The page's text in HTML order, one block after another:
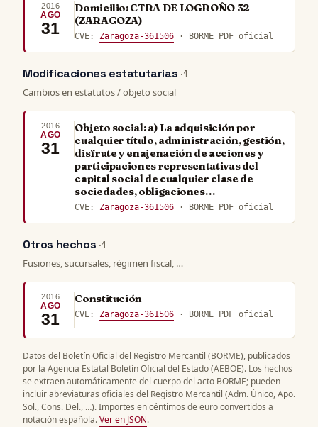
2016
AGO
31
Domicilio: CTRA DE LOGROÑO 32
(ZARAGOZA)
CVE: Zaragoza-361506 · BORME PDF oficial
Modificaciones estatutarias · 1
Cambios en estatutos / objeto social
2016
AGO
31
Objeto social: a) La adquisición por
cualquier título, administración, gestión,
disfrute y enajenación de acciones y
participaciones representativas del
capital social de cualquier clase de
sociedades, obligaciones…
CVE: Zaragoza-361506 · BORME PDF oficial
Otros hechos · 1
Fusiones, sucursales, régimen fiscal, …
2016
AGO
31
Constitución
CVE: Zaragoza-361506 · BORME PDF oficial
Datos del Boletín Oficial del Registro Mercantil (BORME), publicados
por la Agencia Estatal Boletín Oficial del Estado (AEBOE). Los hechos
se extraen automáticamente del cuerpo del acto BORME; pueden
incluir abreviaturas oficiales del Registro Mercantil (Adm. Único, Apo.
Sol., Cons. Del., …). Importes en céntimos de euro convertidos a
notación española.Ver en JSON.